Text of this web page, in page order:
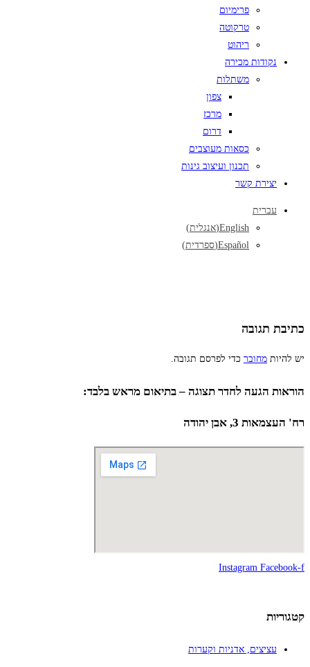
פרימיום
טרקוטה
ריהוט
נקודות מכירה
משתלות
צפון
מרכז
דרום
כסאות מעוצבים
תכנון ועיצוב גינות
יצירת קשר
עברית
English
(אנגלית)
Español
(ספרדית)
כתיבת תגובה
יש להיות מחובר כדי לפרסם תגובה.
הוראות הגעה לחדר תצוגה – בתיאום מראש בלבד:
רח' העצמאות 3, אבן יהודה
Instagram Facebook-f
קטגוריות
עציצים, אדניות וקערות